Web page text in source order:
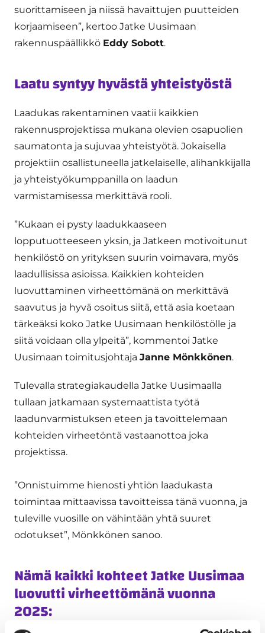
suorittamiseen ja niissä havaittujen puutteiden
korjaamiseen”, kertoo Jatke Uusimaan
rakennuspäällikkö Eddy Sobott.
Laatu syntyy hyvästä yhteistyöstä
Laadukas rakentaminen vaatii kaikkien
rakennusprojektissa mukana olevien osapuolien
saumatonta ja sujuvaa yhteistyötä. Jokaisella
projektiin osallistuneella jatkelaiselle, alihankkijalla
ja yhteistyökumppanilla on laadun
varmistamisessa merkittävä rooli.
”Kukaan ei pysty laadukkaaseen
lopputuotteeseen yksin, ja Jatkeen motivoitunut
henkilöstö on yrityksen suurin voimavara, myös
laadullisissa asioissa. Kaikkien kohteiden
luovuttaminen virheettömänä on merkittävä
saavutus ja hyvä osoitus siitä, että asia koetaan
tärkeäksi koko Jatke Uusimaan henkilöstölle ja
siitä voidaan olla ylpeitä”, kommentoi Jatke
Uusimaan toimitusjohtaja Janne Mönkkönen.
Tulevalla strategiakaudella Jatke Uusimaalla
tullaan jatkamaan systemaattista työtä
laadunvarmistuksen eteen ja tavoittelemaan
kohteiden virheetöntä vastaanottoa joka
projektissa.
”Onnistuimme hienosti yhtiön laadukasta
toimintaa mittaavissa tavoitteissa tänä vuonna, ja
tuleville vuosille on vähintään yhtä suuret
odotukset”, Mönkkönen sanoo.
Nämä kaikki kohteet Jatke Uusimaa
luovutti virheettömänä vuonna
2025: